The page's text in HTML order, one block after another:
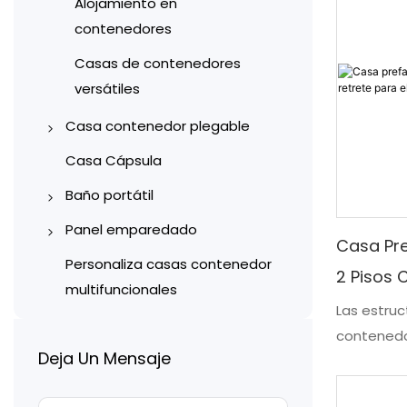
contenedores
Casas de contenedores
versátiles
Casa contenedor plegable
Casas contenedor
plegables tipo Z
Casa Cápsula
Baño portátil
Baños portátiles de acero
Baños y sanitarios de
Panel emparedado
Paneles sándwich
fabricados a máquina
Personaliza casas contenedor
multifuncionales
Deja Un Mensaje
Casa
2 Pisos
Las